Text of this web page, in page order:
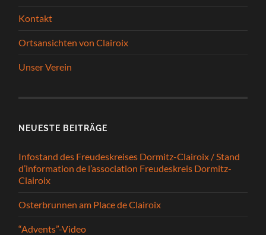
Kontakt
Ortsansichten von Clairoix
Unser Verein
NEUESTE BEITRÄGE
Infostand des Freudeskreises Dormitz-Clairoix / Stand
d’information de l’association Freudeskreis Dormitz-
Clairoix
Osterbrunnen am Place de Clairoix
“Advents”-Video